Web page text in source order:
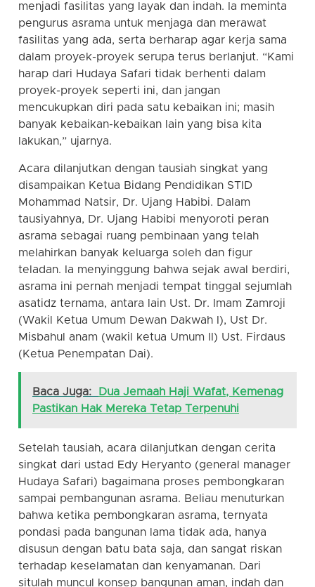
menjadi fasilitas yang layak dan indah. Ia meminta
pengurus asrama untuk menjaga dan merawat
fasilitas yang ada, serta berharap agar kerja sama
dalam proyek-proyek serupa terus berlanjut. “Kami
harap dari Hudaya Safari tidak berhenti dalam
proyek-proyek seperti ini, dan jangan
mencukupkan diri pada satu kebaikan ini; masih
banyak kebaikan-kebaikan lain yang bisa kita
lakukan,” ujarnya.
Acara dilanjutkan dengan tausiah singkat yang
disampaikan Ketua Bidang Pendidikan STID
Mohammad Natsir, Dr. Ujang Habibi. Dalam
tausiyahnya, Dr. Ujang Habibi menyoroti peran
asrama sebagai ruang pembinaan yang telah
melahirkan banyak keluarga soleh dan figur
teladan. Ia menyinggung bahwa sejak awal berdiri,
asrama ini pernah menjadi tempat tinggal sejumlah
asatidz ternama, antara lain Ust. Dr. Imam Zamroji
(Wakil Ketua Umum Dewan Dakwah I), Ust Dr.
Misbahul anam (wakil ketua Umum II) Ust. Firdaus
(Ketua Penempatan Dai).
Baca Juga:
Dua Jemaah Haji Wafat, Kemenag
Pastikan Hak Mereka Tetap Terpenuhi
Setelah tausiah, acara dilanjutkan dengan cerita
singkat dari ustad Edy Heryanto (general manager
Hudaya Safari) bagaimana proses pembongkaran
sampai pembangunan asrama. Beliau menuturkan
bahwa ketika pembongkaran asrama, ternyata
pondasi pada bangunan lama tidak ada, hanya
disusun dengan batu bata saja, dan sangat riskan
terhadap keselamatan dan kenyamanan. Dari
situlah muncul konsep bangunan aman, indah dan